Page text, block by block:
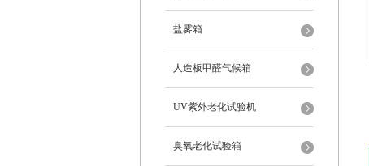
盐雾箱
人造板甲醛气候箱
UV紫外老化试验机
臭氧老化试验箱